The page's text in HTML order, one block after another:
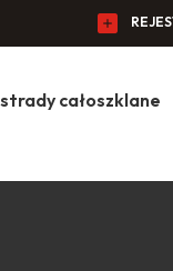
całoszklane